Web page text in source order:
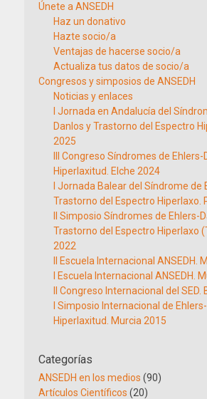
Únete a ANSEDH
Haz un donativo
Hazte socio/a
Ventajas de hacerse socio/a
Actualiza tus datos de socio/a
Congresos y simposios de ANSEDH
Noticias y enlaces
I Jornada en Andalucía del
Danlos y Trastorno del Espectro
2025
III Congreso Síndromes de Ehlers-
Hiperlaxitud. Elche 2024
I Jornada Balear del Síndrome de
Trastorno del Espectro Hiperlaxo.
II Simposio Síndromes de Ehlers-
Trastorno del Espectro Hiperlaxo
2022
II Escuela Internacional ANSEDH.
I Escuela Internacional ANSEDH.
II Congreso Internacional del
I Simposio Internacional de
Hiperlaxitud. Murcia 2015
Categorías
ANSEDH en los medios (90)
Artículos Científicos (20)